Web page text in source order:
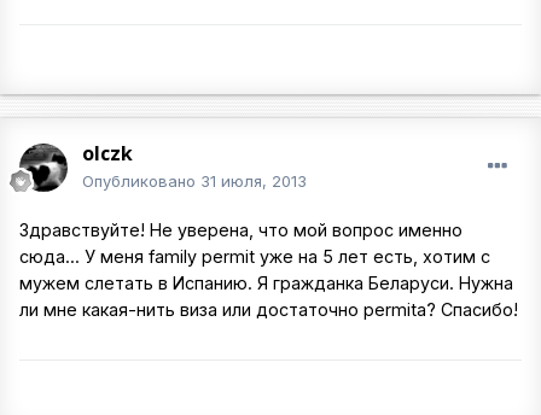
olczk
Опубликовано 31 июля, 2013
Здравствуйте! Не уверена, что мой вопрос именно
сюда... У меня family permit уже на 5 лет есть, хотим с
мужем слетать в Испанию. Я гражданка Беларуси. Нужна
ли мне какая-нить виза или достаточно permita? Спасибо!